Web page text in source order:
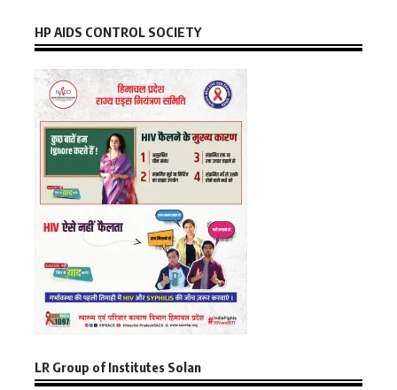
HP AIDS CONTROL SOCIETY
LR Group of Institutes Solan